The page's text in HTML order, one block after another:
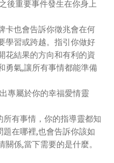
後重要事件發生在你身上
卡也會告訴你徵兆會在何
學習或跨越。指引你做好
花結果的方向和有利的資
勇氣,讓所有事情都能準備
專屬於你的幸福愛情靈
有事情，你的指導靈都知
在哪裡,也會告訴你該如
係,當下需要的是什麼。